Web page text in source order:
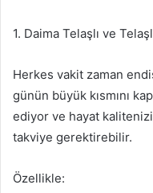
1. Daima Telaşlı ve
Herkes vakit zaman
günün büyük kısmını
ediyor ve hayat
takviye gerektirebilir.
Özellikle: